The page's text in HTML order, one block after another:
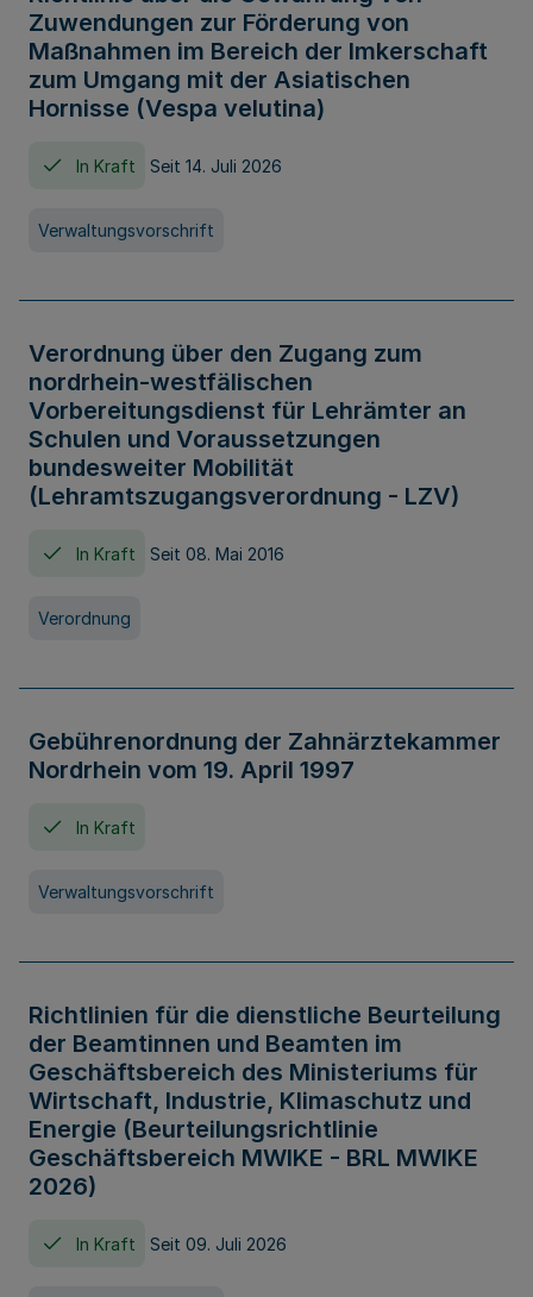
Zuwendungen zur Förderung von
Maßnahmen im Bereich der Imkerschaft
zum Umgang mit der Asiatischen
Hornisse (Vespa velutina)
In Kraft Seit 14. Juli 2026
Verwaltungsvorschrift
Verordnung über den Zugang zum
nordrhein-westfälischen
Vorbereitungsdienst für Lehrämter an
Schulen und Voraussetzungen
bundesweiter Mobilität
(Lehramtszugangsverordnung - LZV)
In Kraft Seit 08. Mai 2016
Verordnung
Gebührenordnung der Zahnärztekammer
Nordrhein vom 19. April 1997
In Kraft
Verwaltungsvorschrift
Richtlinien für die dienstliche Beurteilung
der Beamtinnen und Beamten im
Geschäftsbereich des Ministeriums für
Wirtschaft, Industrie, Klimaschutz und
Energie (Beurteilungsrichtlinie
Geschäftsbereich MWIKE - BRL MWIKE
2026)
In Kraft Seit 09. Juli 2026